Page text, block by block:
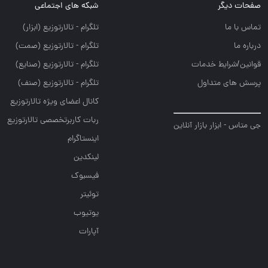
صفحات دیگر
تماس با ما
درباره ما
قوانین/شرایط خدمات
پرسش های متداول
جی متاس - ابزار بازار آنلاین
شبکه های اجتماعی
تلگرام - تالارتوزيع (ابزار)
تلگرام - تالارتوزيع (صمت)
تلگرام - تالارتوزيع (صنايع)
تلگرام - تالارتوزیع (صنف)
کانال اعضای ویژه تالارتوزیع
ربات کاربرتخصصی تالارتوزیع
اینستاگرام
لینکدین
فیسبوک
توئیتر
یوتیوب
آپارات